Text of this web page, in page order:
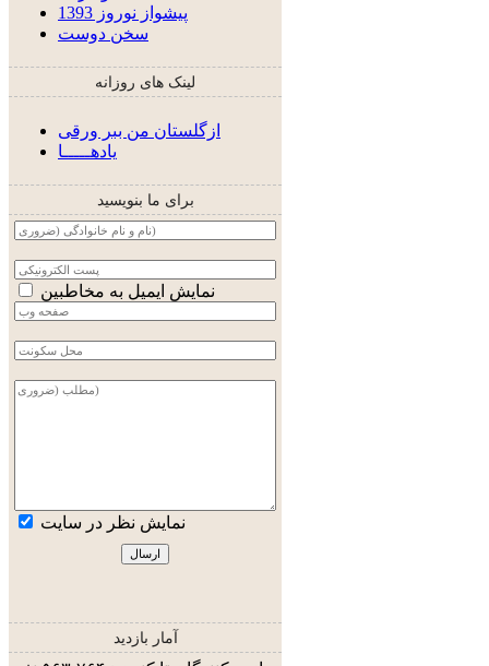
پیشواز نوروز 1393
سخن دوست
لینک های روزانه
ازگلستان من ببر ورقی
یادهـــــا
برای ما بنویسید
نمایش ایمیل به مخاطبین
نمایش نظر در سایت
آمار بازدید